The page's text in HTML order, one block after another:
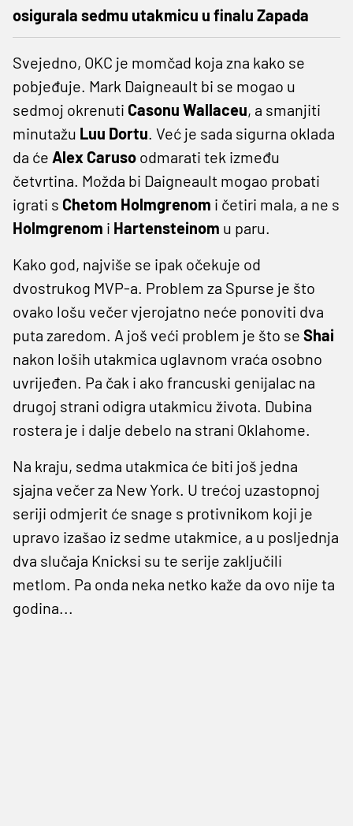
osigurala sedmu utakmicu u finalu Zapada
Svejedno, OKC je momčad koja zna kako se
pobjeđuje. Mark Daigneault bi se mogao u
sedmoj okrenuti Casonu Wallaceu, a smanjiti
minutažu Luu Dortu. Već je sada sigurna oklada
da će Alex Caruso odmarati tek između
četvrtina. Možda bi Daigneault mogao probati
igrati s Chetom Holmgrenom i četiri mala, a ne s
Holmgrenom i Hartensteinom u paru.
Kako god, najviše se ipak očekuje od
dvostrukog MVP-a. Problem za Spurse je što
ovako lošu večer vjerojatno neće ponoviti dva
puta zaredom. A još veći problem je što se Shai
nakon loših utakmica uglavnom vraća osobno
uvrijeđen. Pa čak i ako francuski genijalac na
drugoj strani odigra utakmicu života. Dubina
rostera je i dalje debelo na strani Oklahome.
Na kraju, sedma utakmica će biti još jedna
sjajna večer za New York. U trećoj uzastopnoj
seriji odmjerit će snage s protivnikom koji je
upravo izašao iz sedme utakmice, a u posljednja
dva slučaja Knicksi su te serije zaključili
metlom. Pa onda neka netko kaže da ovo nije ta
godina...